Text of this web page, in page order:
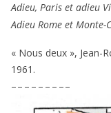
Adieu, Paris et adieu
Adieu Rome et Monte-
« Nous deux », Jean-
1961 .
– – – – – – – – –